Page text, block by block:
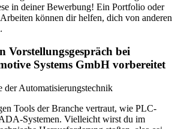
in deiner Bewerbung! Ein Portfolio oder
können dir helfen, dich von anderen
Vorstellungsgespräch bei
Systems GmbH vorbereitet
der Automatisierungstechnik
Tools der Branche vertraut, wie PLC-
Systemen. Vielleicht wirst du im